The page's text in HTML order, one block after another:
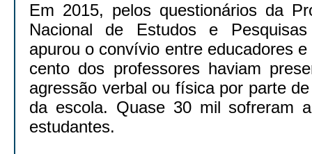
Em 2015, pelos questionários da
Nacional de Estudos e
apurou o convívio entre educadores
cento dos professores haviam
agressão verbal ou física por parte
da escola. Quase 30 mil sofreram
estudantes.